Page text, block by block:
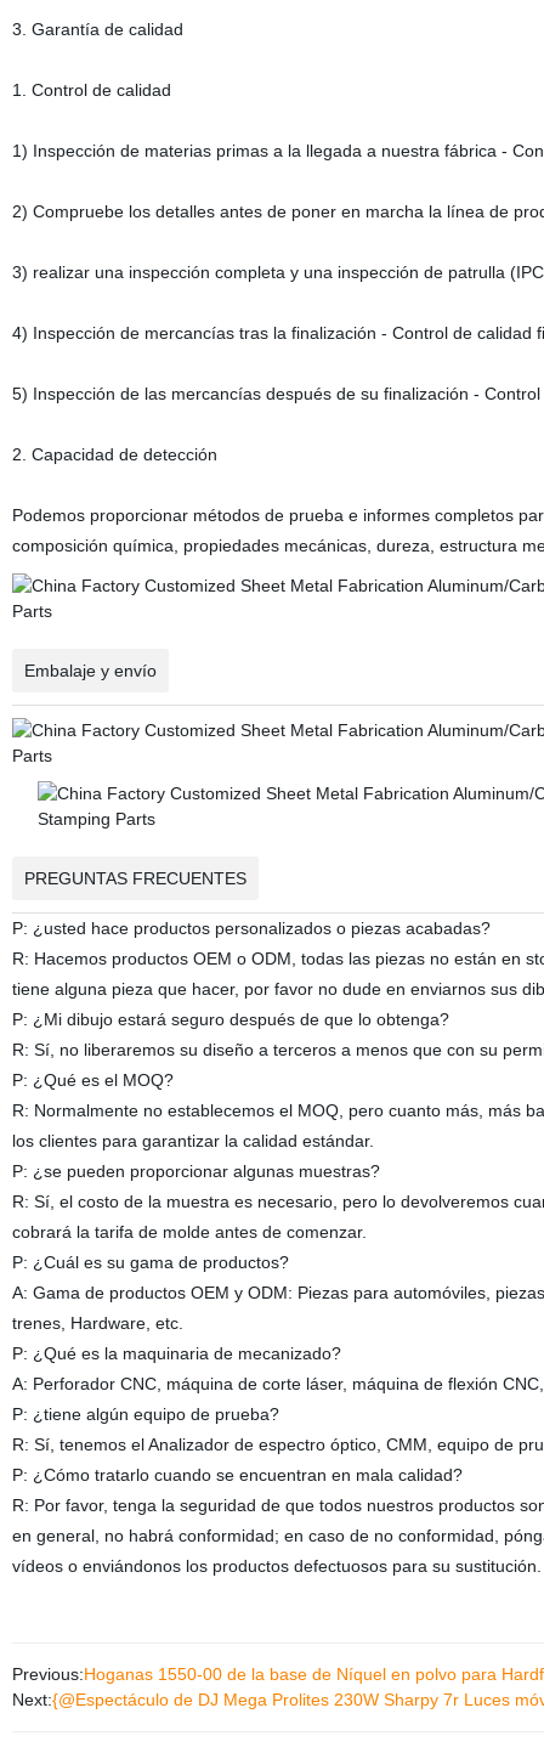
3. Garantía de calidad
1. Control de calidad
1) Inspección de materias primas a la llegada a nuestra fábrica -
2) Compruebe los detalles antes de poner en marcha la línea de
3) realizar una inspección completa y una inspección de patrulla
4) Inspección de mercancías tras la finalización - Control de calidad
5) Inspección de las mercancías después de su finalización -
2. Capacidad de detección
Podemos proporcionar métodos de prueba e informes completos
composición química, propiedades mecánicas, dureza, estructura
Embalaje y envío
PREGUNTAS FRECUENTES
P: ¿usted hace productos personalizados o piezas acabadas?
R: Hacemos productos OEM o ODM, todas las piezas no están en
tiene alguna pieza que hacer, por favor no dude en enviarnos sus
P: ¿Mi dibujo estará seguro después de que lo obtenga?
R: Sí, no liberaremos su diseño a terceros a menos que con su
P: ¿Qué es el MOQ?
R: Normalmente no establecemos el MOQ, pero cuanto más, más
los clientes para garantizar la calidad estándar.
P: ¿se pueden proporcionar algunas muestras?
R: Sí, el costo de la muestra es necesario, pero lo devolveremos
cobrará la tarifa de molde antes de comenzar.
P: ¿Cuál es su gama de productos?
A: Gama de productos OEM y ODM: Piezas para automóviles,
trenes, Hardware, etc.
P: ¿Qué es la maquinaria de mecanizado?
A: Perforador CNC, máquina de corte láser, máquina de flexión
P: ¿tiene algún equipo de prueba?
R: Sí, tenemos el Analizador de espectro óptico, CMM, equipo de
P: ¿Cómo tratarlo cuando se encuentran en mala calidad?
R: Por favor, tenga la seguridad de que todos nuestros productos
en general, no habrá conformidad; en caso de no conformidad,
vídeos o enviándonos los productos defectuosos para su
Previous:Hoganas 1550-00 de la base de Níquel en polvo para
Next:{@Espectáculo de DJ Mega Prolites 230W Sharpy 7r Luces